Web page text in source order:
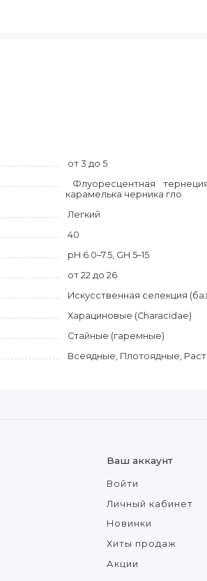
от 3 до 5
Флуоресцентная
карамелька черника гло
Легкий
40
pH 6.0–7.5, GH 5–15
от 22 до 26
Искусственная селекция
Харациновые (Characidae)
Стайные (гаремные)
Всеядные, Плотоядные,
Ваш аккаунт
Войти
Личный кабинет
Новинки
Хиты продаж
Акции